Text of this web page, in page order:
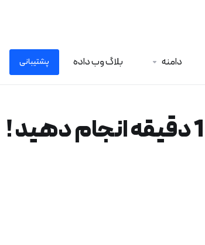
دامنه بلاگ وب داده پشتیبانی